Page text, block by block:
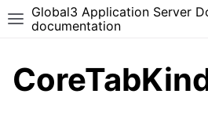
Global3 Application Server
documentation